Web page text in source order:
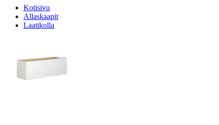
Kotisivu
Allaskaapit
Laatikolla